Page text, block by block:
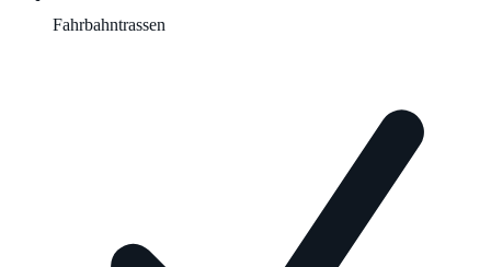
Fahrbahntrassen